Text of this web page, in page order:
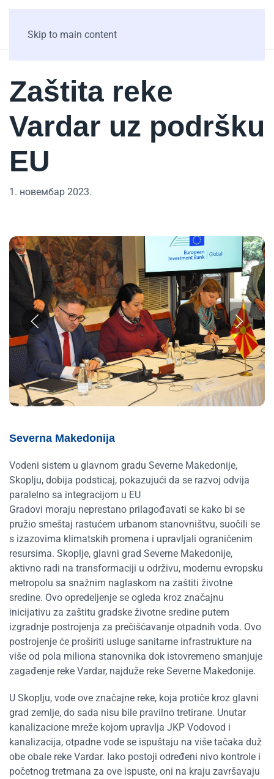
Skip to main content
Zaštita reke
Vardar uz podršku
EU
1. новембар 2023.
Severna Makedonija
Vodeni sistem u glavnom gradu Severne Makedonije,
Skoplju, dobija podsticaj, pokazujući da se razvoj odvija
paralelno sa integracijom u EU
Gradovi moraju neprestano prilagođavati se kako bi se
pružio smeštaj rastućem urbanom stanovništvu, suočili se
s izazovima klimatskih promena i upravljali ograničenim
resursima. Skoplje, glavni grad Severne Makedonije,
aktivno radi na transformaciji u održivu, modernu evropsku
metropolu sa snažnim naglaskom na zaštiti životne
sredine. Ovo opredeljenje se ogleda kroz značajnu
inicijativu za zaštitu gradske životne sredine putem
izgradnje postrojenja za prečišćavanje otpadnih voda. Ovo
postrojenje će proširiti usluge sanitarne infrastrukture na
više od pola miliona stanovnika dok istovremeno smanjuje
zagađenje reke Vardar, najduže reke Severne Makedonije.
U Skoplju, vode ove značajne reke, koja protiče kroz glavni
grad zemlje, do sada nisu bile pravilno tretirane. Unutar
kanalizacione mreže kojom upravlja JKP Vodovod i
kanalizacija, otpadne vode se ispuštaju na više tačaka duž
obe obale reke Vardar. Iako postoji određeni nivo kontrole i
početnog tretmana za ove ispuste, oni na kraju završavaju